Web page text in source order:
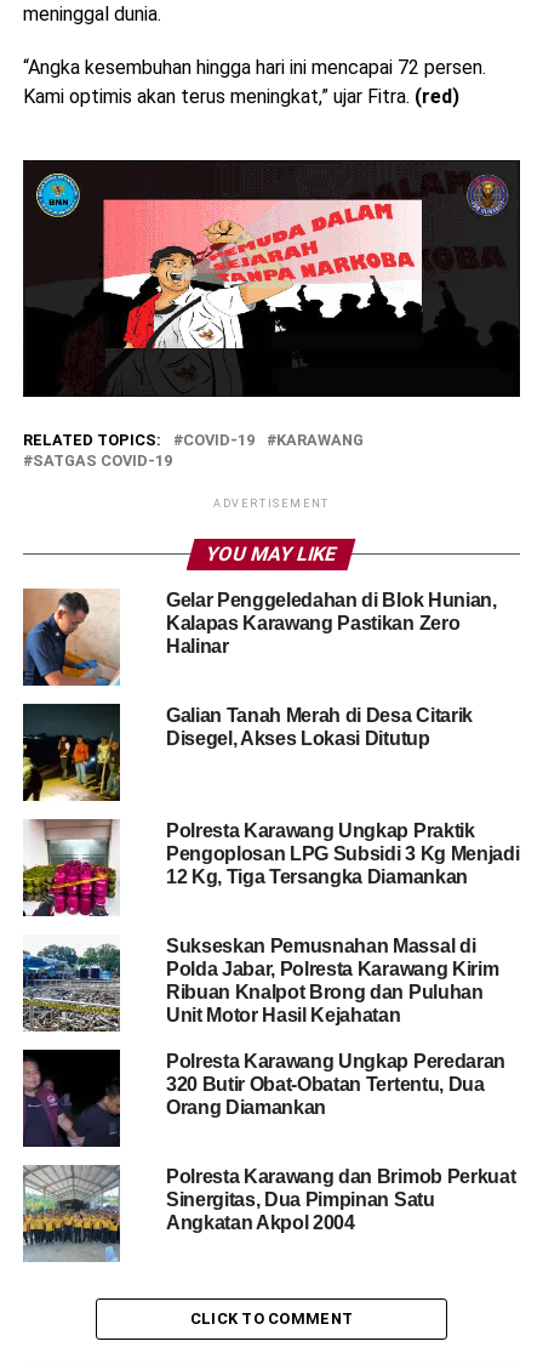
meninggal dunia.
“Angka kesembuhan hingga hari ini mencapai 72 persen.
Kami optimis akan terus meningkat,” ujar Fitra. (red)
RELATED TOPICS: COVID-19
KARAWANG
SATGAS COVID-19
ADVERTISEMENT
YOU MAY LIKE
Gelar Penggeledahan di Blok Hunian,
Kalapas Karawang Pastikan Zero
Halinar
Galian Tanah Merah di Desa Citarik
Disegel, Akses Lokasi Ditutup
Polresta Karawang Ungkap Praktik
Pengoplosan LPG Subsidi 3 Kg Menjadi
12 Kg, Tiga Tersangka Diamankan
Sukseskan Pemusnahan Massal di
Polda Jabar, Polresta Karawang Kirim
Ribuan Knalpot Brong dan Puluhan
Unit Motor Hasil Kejahatan
Polresta Karawang Ungkap Peredaran
320 Butir Obat-Obatan Tertentu, Dua
Orang Diamankan
Polresta Karawang dan Brimob Perkuat
Sinergitas, Dua Pimpinan Satu
Angkatan Akpol 2004
CLICK TO COMMENT